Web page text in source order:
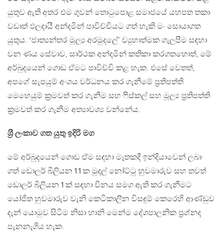
යුතුව ඇති අතර එම ගුවන් තොටුපොළ සමාජයේ යහපත තකා
වඩාත් ඵලදායී අන්දමින් පාවිච්චියට ගත් හැකි මං සොයාගත
යුතුය. ‘ජාත්‍යන්තර මූල්‍ය අරමුදලේ’ ව්‍යුහාත්මක ගැලපීම සඳහා
වන ණය සේවාව, සාර්ථක අන්දමින් කතිකා කරගතහොත්, මේ
අර්බුදයෙන් ගොඩ ඒමට පාවිච්චි කළ හැක. එසේ වෙතත්,
අපගේ සැපයුම් අංශය වර්ධනය කර ගැනීමේ ප‍්‍රතිපත්ති
මෙහෙයුම් ක‍්‍රමවත් කර ගැනීම සහ ෆිස්කල් සහ මූල්‍ය ප‍්‍රතිපත්ති
ක‍්‍රමවත් කර ගැනීම අත්‍යාවශ්‍ය වන්නේය.
ශ‍්‍රී ලංකාව ගත යුතු ඉදිරි මග
මේ අර්බුදයෙන් ගොඩ ඒම සඳහා මෑතකදී ඉන්දියාවෙන් ලබා
ගත් ඩොලර් බිලියන 1.1 ක මුදල් නෝට්ටු හුවමාරුව සහ තවත්
ඩොලර් බිලියන 1 ක් සඳහා චීනය සමග ඇති කර ගැනීමට
යෝජිත හුවමාරුව වැනි කෙටිකාලීන විසඳුම් කෙරෙහි ආණ්ඩුව
දැන් යොමුව සිටීම නිසා හානි මෙන්ම දේශපාලනික ප‍්‍රශ්නද
පැනනැගිය හැක.